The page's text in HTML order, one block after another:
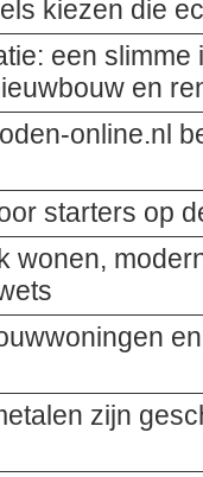
kiezen die
een
en
online.nl
starters op
wonen,
zijn